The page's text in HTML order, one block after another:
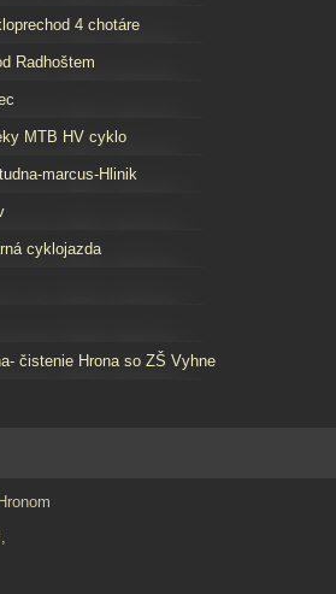
4 chotáre
Radhoštem
MTB HV cyklo
marcus-Hlinik
cyklojazda
čistenie Hrona so ZŠ Vyhne